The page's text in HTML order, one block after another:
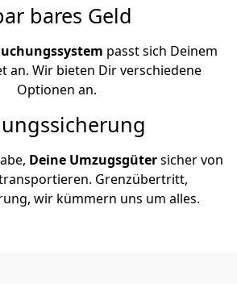
bares Geld
passt sich Deinem
an. Wir bieten Dir verschiedene
Optionen an.
Deine Umzugsgütersicher von
Grenzübertritt,
wir kümmern uns um alles.